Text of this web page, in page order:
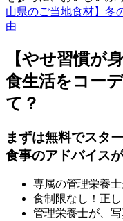
山県のご当地食材】冬
由
【やせ習慣が
食生活をコー
て？
まずは無料でスタ
食事のアドバイス
専属の管理栄養
食制限なし！正
管理栄養士が、